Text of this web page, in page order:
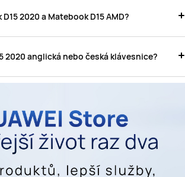
2020 a Matebook D15 AMD?
2020 anglická nebo česká klávesnice?